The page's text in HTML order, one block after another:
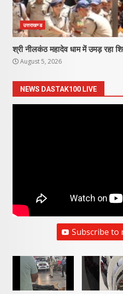
उत्तराखण्ड
श्री नीलकंठ महादेव धाम में उमड़ रहा
August 5, 2026
NEWS DASTAK100 LIVE
Subscribe to